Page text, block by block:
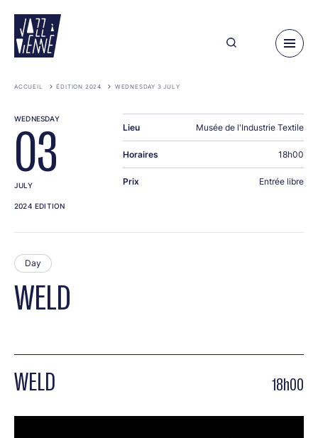
main
content
ACCUEIL ÉDITION 2024 WEDNESDAY 3 JULY
WELD
Day
WELD 18h00
WEDNESDAY
03
JULY
2024 EDITION
Lieu Musée de l'Industrie Textile
Horaires 18h00
Prix Entrée libre